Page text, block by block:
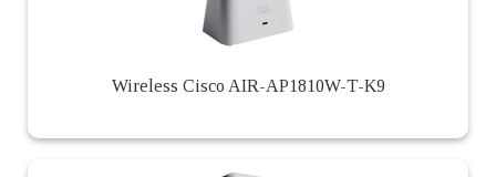
Wireless Cisco AIR-AP1810W-T-K9